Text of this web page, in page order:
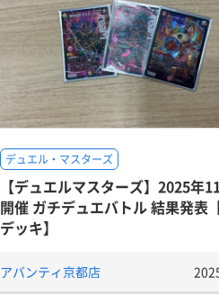
デュエル・マスターズ
【デュエルマスターズ】2025年
開催 ガチデュエバトル 結果発表
デッキ】
アバンティ京都店